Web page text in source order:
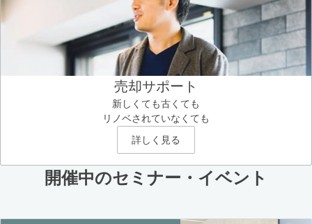
売却サポート
新しくても古くても
リノベされていなくても
詳しく見る
開催中のセミナー・イベント